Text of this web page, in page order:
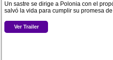
Un sastre se dirige a Polonia con el
salvó la vida para cumplir su promesa
Ver Trailer